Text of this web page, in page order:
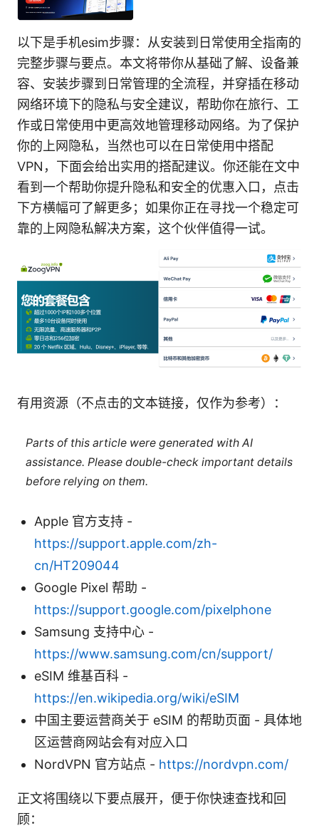
以下是手机esim步骤：从安装到日常使用全指南的
完整步骤与要点。本文将带你从基础了解、设备兼
容、安装步骤到日常管理的全流程，并穿插在移动
网络环境下的隐私与安全建议，帮助你在旅行、工
作或日常使用中更高效地管理移动网络。为了保护
你的上网隐私，当然也可以在日常使用中搭配
VPN，下面会给出实用的搭配建议。你还能在文中
看到一个帮助你提升隐私和安全的优惠入口，点击
下方横幅可了解更多；如果你正在寻找一个稳定可
靠的上网隐私解决方案，这个伙伴值得一试。
有用资源（不点击的文本链接，仅作为参考）：
Parts of this article were generated with AI
assistance. Please double-check important details
before relying on them.
Apple 官方支持 -
https://support.apple.com/zh-
cn/HT209044
Google Pixel 帮助 -
https://support.google.com/pixelphone
Samsung 支持中心 -
https://www.samsung.com/cn/support/
eSIM 维基百科 -
https://en.wikipedia.org/wiki/eSIM
中国主要运营商关于 eSIM 的帮助页面 - 具体地
区运营商网站会有对应入口
NordVPN 官方站点 - https://nordvpn.com/
正文将围绕以下要点展开，便于你快速查找和回
顾：